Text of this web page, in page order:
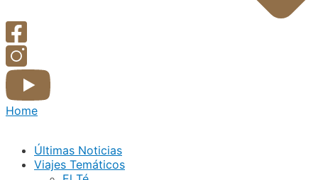
Home
Últimas Noticias
Viajes Temáticos